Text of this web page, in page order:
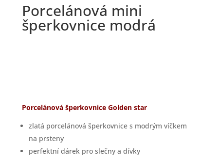
Porcelánová mini
šperkovnice modrá
Porcelánová šperkovnice Golden star
zlatá porcelánová šperkovnice s modrým víčkem
na prsteny
perfektní dárek pro slečny a dívky